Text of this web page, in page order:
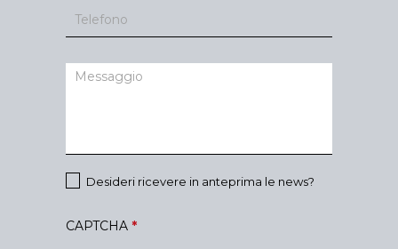
Desideri ricevere in anteprima le news?
CAPTCHA *